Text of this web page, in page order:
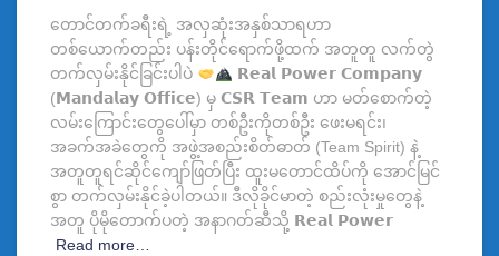
တောင်တက်ခရီးရဲ့ အလှဆုံးအနှစ်သာရဟာ
တစ်ယောက်တည်း ပန်းတိုင်ရောက်ဖို့ထက် အတူတူ လက်တွဲ
တက်လှမ်းနိုင်ခြင်းပါပဲ
𝗥𝗲𝗮𝗹 𝗣𝗼𝘄𝗲𝗿 𝗖𝗼𝗺𝗽𝗮𝗻𝘆
(𝗠𝗮𝗻𝗱𝗮𝗹𝗮𝘆 𝗢𝗳𝗳𝗶𝗰𝗲) မှ 𝗖𝗦𝗥 𝗧𝗲𝗮𝗺 ဟာ မတ်စောက်တဲ့
လမ်းကြောင်းတွေပေါ်မှာ တစ်ဦးကိုတစ်ဦး ဖေးမရင်း၊
အခက်အခဲတွေကို အဖွဲ့အစည်းစိတ်ဓာတ် (Team Spirit) နဲ့
အတူတူရင်ဆိုင်ကျော်ဖြတ်ပြီး ထူးမတောင်ထိပ်ကို အောင်မြင်
စွာ တက်လှမ်းနိုင်ခဲ့ပါတယ်။ ဒီလိုခိုင်မာတဲ့ စည်းလုံးမှုတွေနဲ့
အတူ ပိုမိုတောက်ပတဲ့ အနာဂတ်ဆီသို့ 𝗥𝗲𝗮𝗹 𝗣𝗼𝘄𝗲𝗿
Read more…